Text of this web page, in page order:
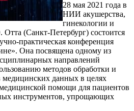
28 мая 2021 года в
НИИ акушерства,
гинекологии и
(Санкт-Петербург) состоится
практическая конференция
Она посвящена одному из
направлений
методов обработки и
медицинских данных в целях
помощи для пациентов
инструментов, упрощающих